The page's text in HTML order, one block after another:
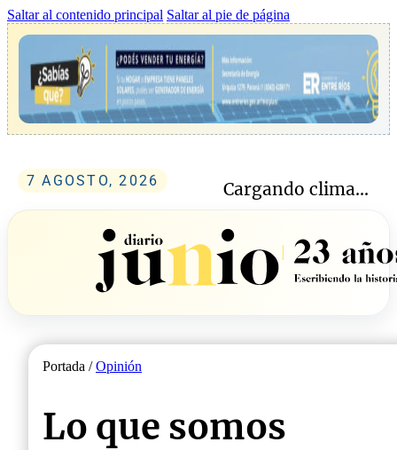
Saltar al contenido principal Saltar al pie de página
7 AGOSTO, 2026 Cargando clima...
Portada /Opinión
Lo que somos